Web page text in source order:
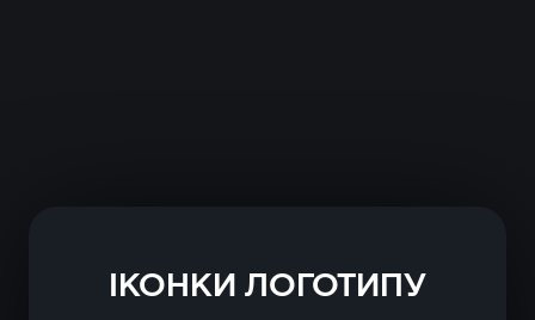
ІКОНКИ ЛОГОТИПУ